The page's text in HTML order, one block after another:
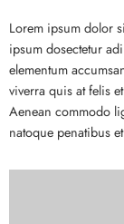
Lorem ipsum dolor
ipsum dosectetur
elementum
viverra quis at felis
Aenean commodo
natoque penatibus